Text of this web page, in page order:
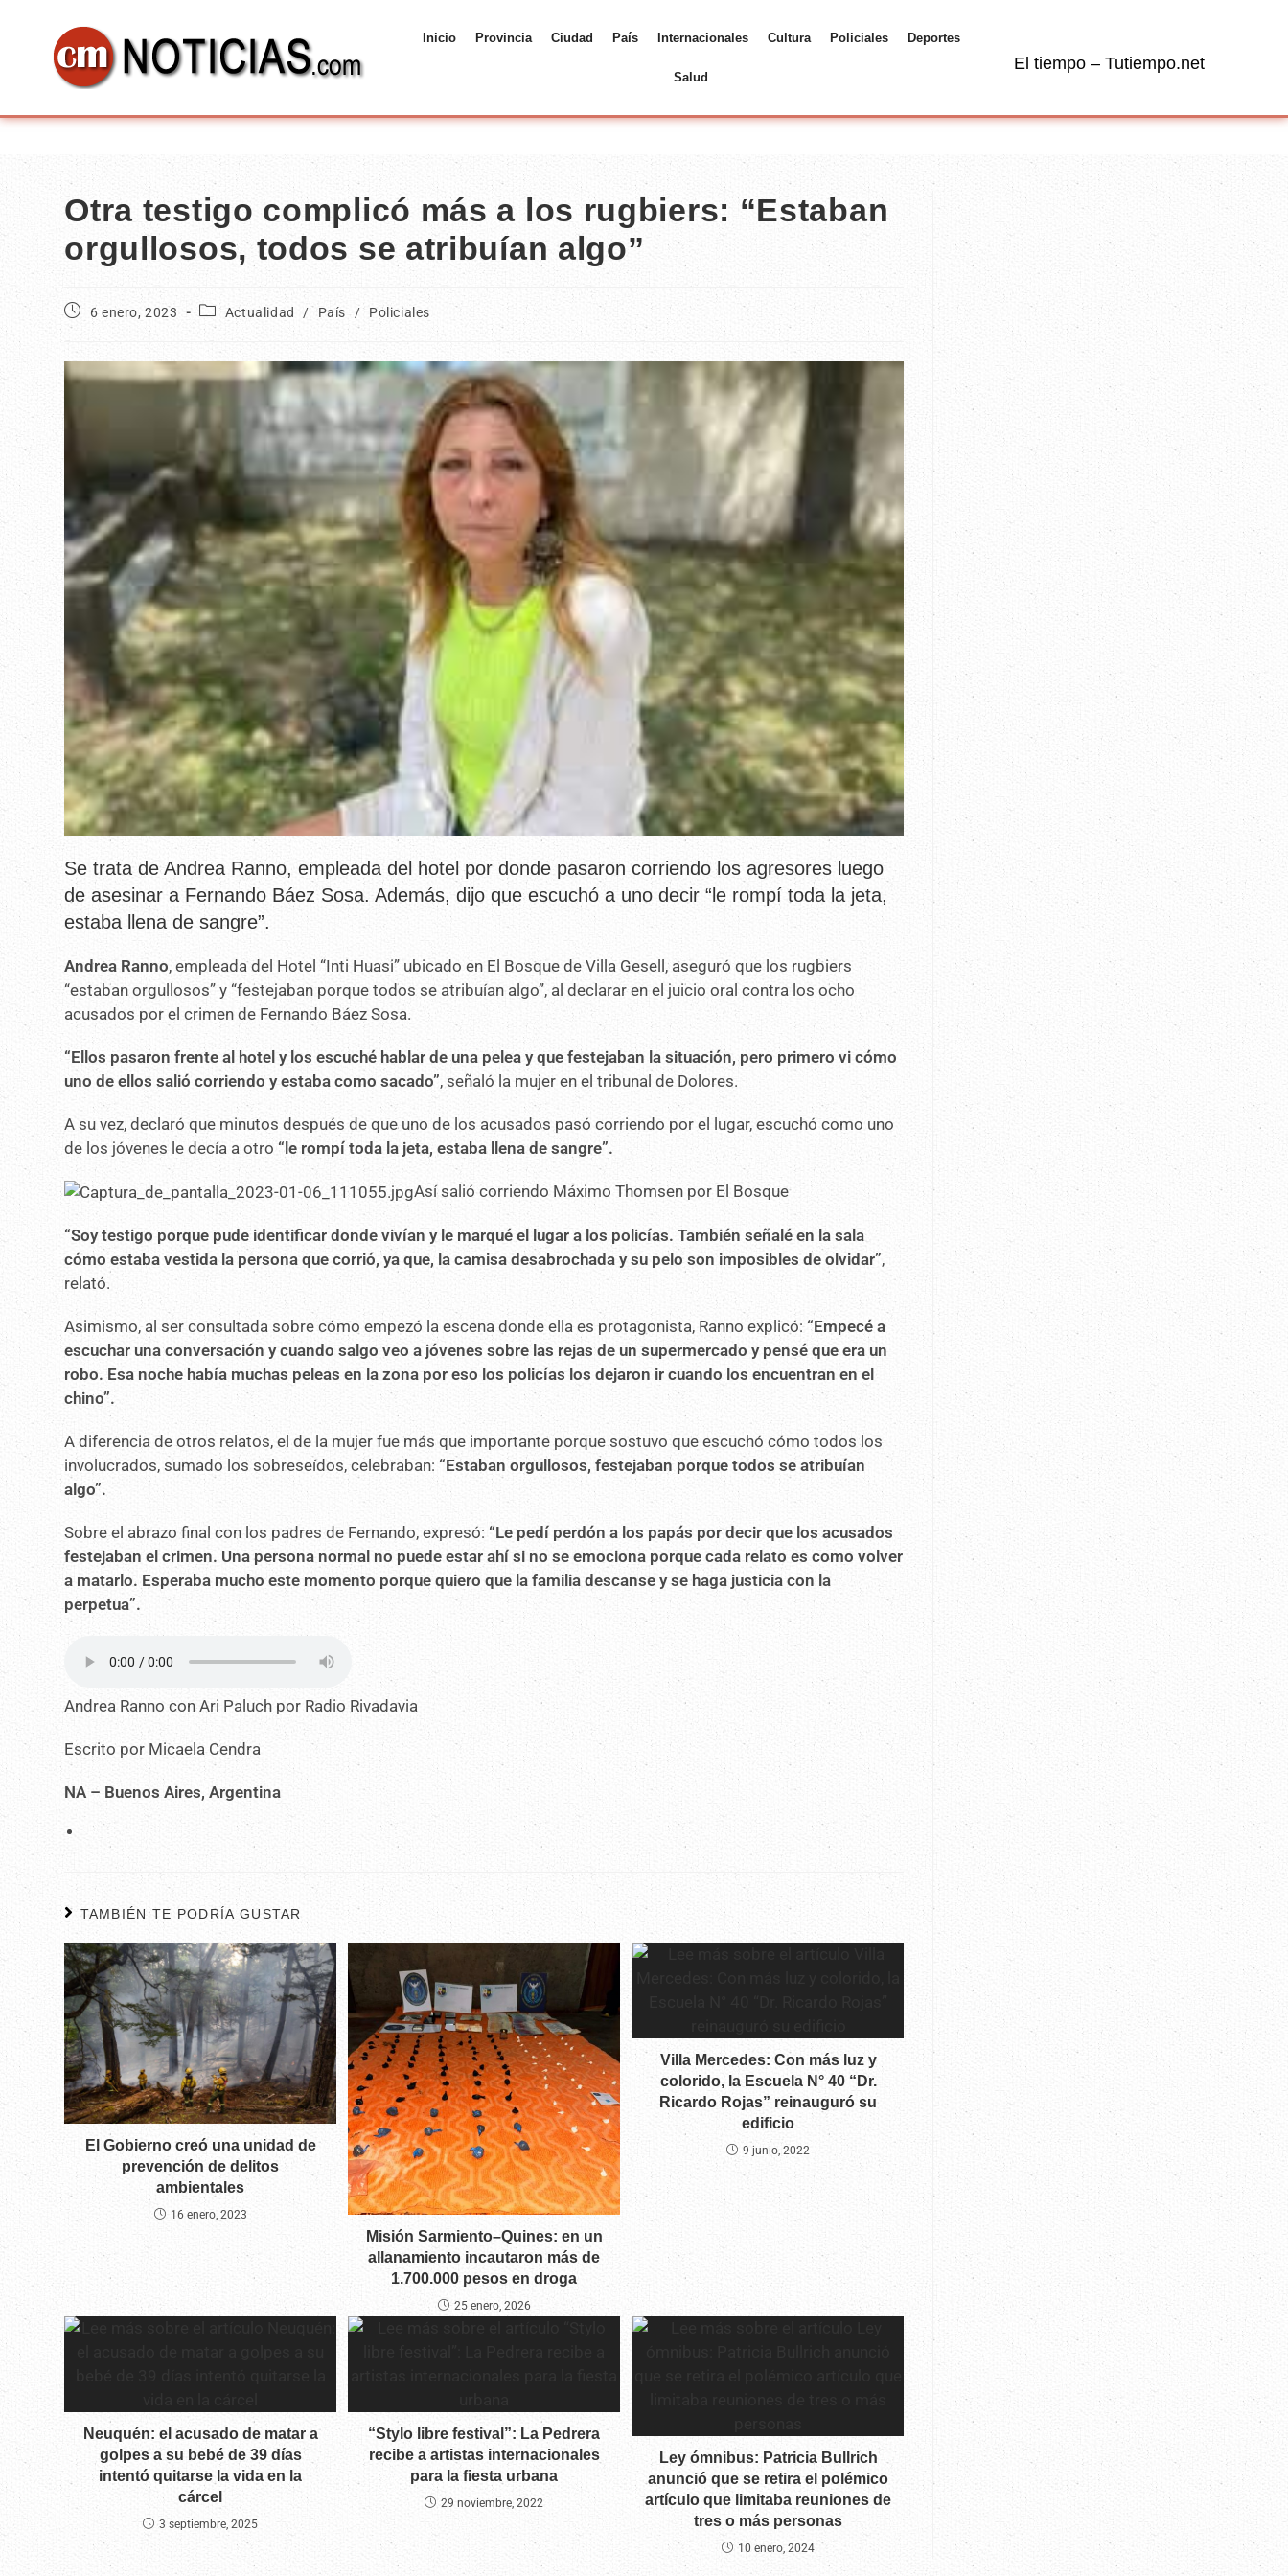
Inicio Provincia Ciudad País Internacionales Cultura Policiales Deportes
Salud
El tiempo – Tutiempo.net
Otra testigo complicó más a los rugbiers: “Estaban
orgullosos, todos se atribuían algo”
6 enero, 2023 Actualidad / País / Policiales
Se trata de Andrea Ranno, empleada del hotel por donde pasaron corriendo los agresores luego
de asesinar a Fernando Báez Sosa. Además, dijo que escuchó a uno decir “le rompí toda la jeta,
estaba llena de sangre”.
Andrea Ranno, empleada del Hotel “Inti Huasi” ubicado en El Bosque de Villa Gesell, aseguró que los rugbiers
“estaban orgullosos” y “festejaban porque todos se atribuían algo”, al declarar en el juicio oral contra los ocho
acusados por el crimen de Fernando Báez Sosa.
“Ellos pasaron frente al hotel y los escuché hablar de una pelea y que festejaban la situación, pero primero vi cómo
uno de ellos salió corriendo y estaba como sacado”, señaló la mujer en el tribunal de Dolores.
A su vez, declaró que minutos después de que uno de los acusados pasó corriendo por el lugar, escuchó como uno
de los jóvenes le decía a otro “le rompí toda la jeta, estaba llena de sangre”.
Así salió corriendo Máximo Thomsen por El Bosque
“Soy testigo porque pude identificar donde vivían y le marqué el lugar a los policías. También señalé en la sala
cómo estaba vestida la persona que corrió, ya que, la camisa desabrochada y su pelo son imposibles de olvidar”,
relató.
Asimismo, al ser consultada sobre cómo empezó la escena donde ella es protagonista, Ranno explicó: “Empecé a
escuchar una conversación y cuando salgo veo a jóvenes sobre las rejas de un supermercado y pensé que era un
robo. Esa noche había muchas peleas en la zona por eso los policías los dejaron ir cuando los encuentran en el
chino”.
A diferencia de otros relatos, el de la mujer fue más que importante porque sostuvo que escuchó cómo todos los
involucrados, sumado los sobreseídos, celebraban: “Estaban orgullosos, festejaban porque todos se atribuían
algo”.
Sobre el abrazo final con los padres de Fernando, expresó: “Le pedí perdón a los papás por decir que los acusados
festejaban el crimen. Una persona normal no puede estar ahí si no se emociona porque cada relato es como volver
a matarlo. Esperaba mucho este momento porque quiero que la familia descanse y se haga justicia con la
perpetua”.
Andrea Ranno con Ari Paluch por Radio Rivadavia
Escrito por Micaela Cendra
NA – Buenos Aires, Argentina
TAMBIÉN TE PODRÍA GUSTAR
El Gobierno creó una unidad de
prevención de delitos
ambientales
16 enero, 2023
Misión Sarmiento–Quines: en un
allanamiento incautaron más de
1.700.000 pesos en droga
25 enero, 2026
Villa Mercedes: Con más luz y
colorido, la Escuela N° 40 “Dr.
Ricardo Rojas” reinauguró su
edificio
9 junio, 2022
Neuquén: el acusado de matar a
golpes a su bebé de 39 días
intentó quitarse la vida en la
cárcel
3 septiembre, 2025
“Stylo libre festival”: La Pedrera
recibe a artistas internacionales
para la fiesta urbana
29 noviembre, 2022
Ley ómnibus: Patricia Bullrich
anunció que se retira el polémico
artículo que limitaba reuniones de
tres o más personas
10 enero, 2024